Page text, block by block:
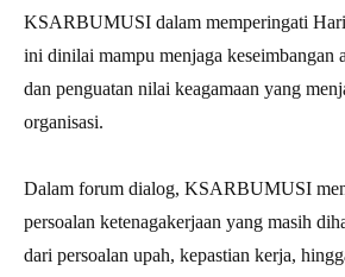
KSARBUMUSI dalam memperingati
ini dinilai mampu menjaga keseimbangan
dan penguatan nilai keagamaan yang
organisasi.
Dalam forum dialog, KSARBUMUSI
persoalan ketenagakerjaan yang masih
dari persoalan upah, kepastian kerja,